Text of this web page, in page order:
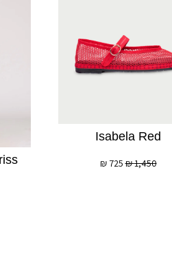
Isabela Red
1,450
₪
725
₪